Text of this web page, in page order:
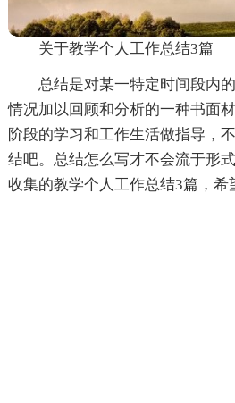
关于教学个人工作总结3篇
总结是对某一特定时间段内
情况加以回顾和分析的一种书面
阶段的学习和工作生活做指导，
结吧。总结怎么写才不会流于形
收集的教学个人工作总结3篇，希